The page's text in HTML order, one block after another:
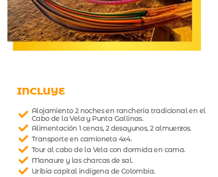
INCLUYE
Alojamiento 2 noches en ranchería tradicional en el
Cabo de la Vela y Punta Gallinas.
Alimentación 1 cenas, 2 desayunos, 2 almuerzos.
Transporte en camioneta 4x4.
Tour al cabo de la Vela con dormida en cama.
Manaure y las charcas de sal.
Uribia capital indígena de Colombia.